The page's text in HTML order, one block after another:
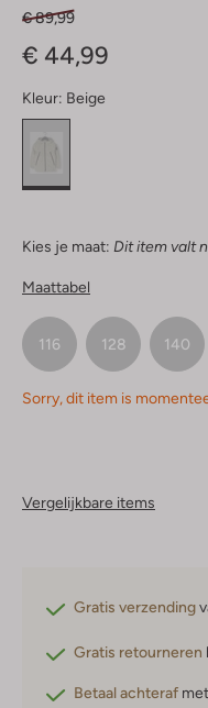
€ 89,99
€ 44,99
Kleur: Beige
Kies je maat: Dit item valt
Maattabel
116 128 140
Sorry, dit item is
Vergelijkbare items
Gratis verzending
Gratis retourneren
Betaal achteraf